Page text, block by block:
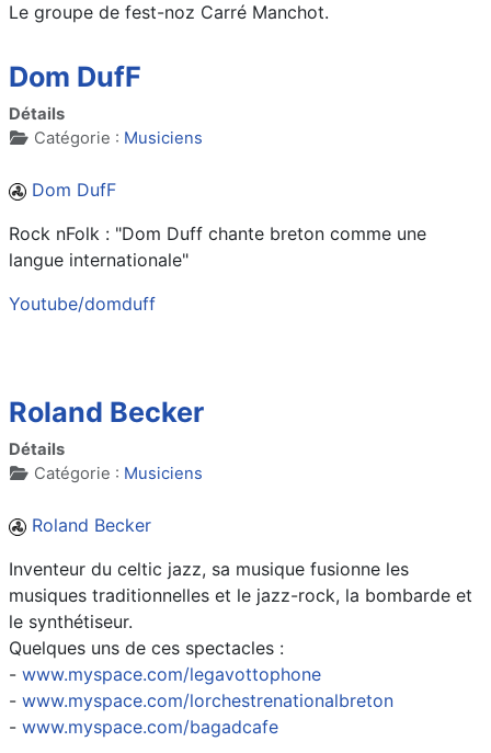
Le groupe de fest-noz Carré Manchot.
Dom DufF
Détails
Catégorie : Musiciens
Dom DufF
Rock nFolk : "Dom Duff chante breton comme une
langue internationale"
Youtube/domduff
Roland Becker
Détails
Catégorie : Musiciens
Roland Becker
Inventeur du celtic jazz, sa musique fusionne les
musiques traditionnelles et le jazz-rock, la bombarde et
le synthétiseur.
Quelques uns de ces spectacles :
- www.myspace.com/legavottophone
- www.myspace.com/lorchestrenationalbreton
- www.myspace.com/bagadcafe